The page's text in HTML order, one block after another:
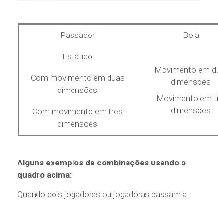
Passador Bola
Estático
Movimento em
dimensões
Movimento em
dimensões
Com movimento em duas
dimensões
Com movimento em três
dimensões
Alguns exemplos de combinações usando o
quadro acima:
Quando dois jogadores ou jogadoras passam a